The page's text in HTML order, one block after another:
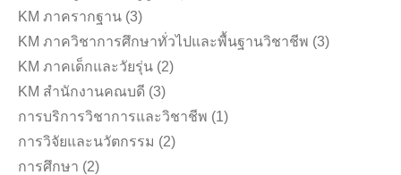
KM ภาครากฐาน (3)
KM ภาควิชาการศึกษาทั่วไปและพื้นฐานวิชาชีพ (3)
KM ภาคเด็กและวัยรุ่น (2)
KM สำนักงานคณบดี (3)
การบริการวิชาการและวิชาชีพ (1)
การวิจัยและนวัตกรรม (2)
การศึกษา (2)